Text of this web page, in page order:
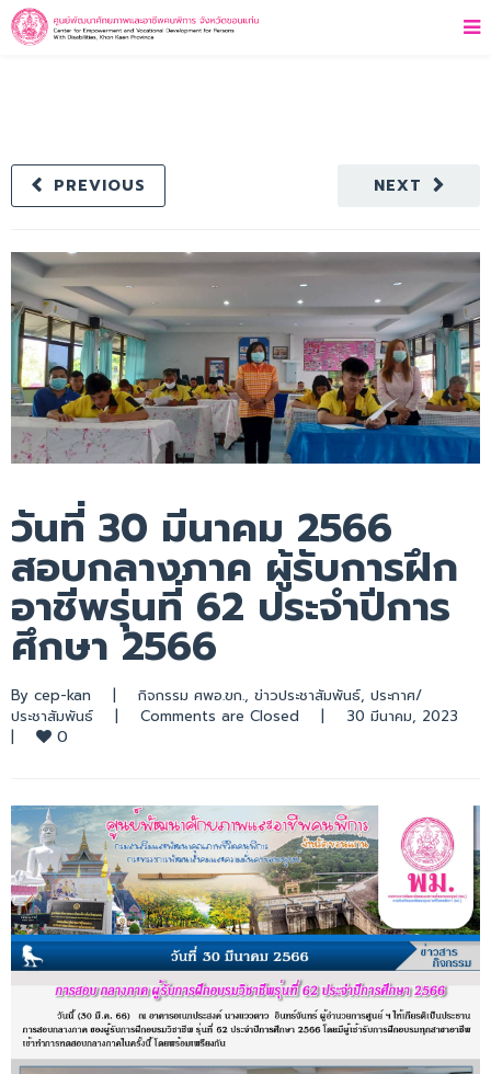
NEXT
PREVIOUS
วันที่ 30 มีนาคม 2566
สอบกลางภาค ผู้รับการฝึก
อาชีพรุ่นที่ 62 ประจำปีการ
ศึกษา 2566
By cep-kan | กิจกรรม ศพอ.ขก., ข่าวประชาสัมพันธ์, ประกาศ/
ประชาสัมพันธ์
| Comments are Closed |
|
0